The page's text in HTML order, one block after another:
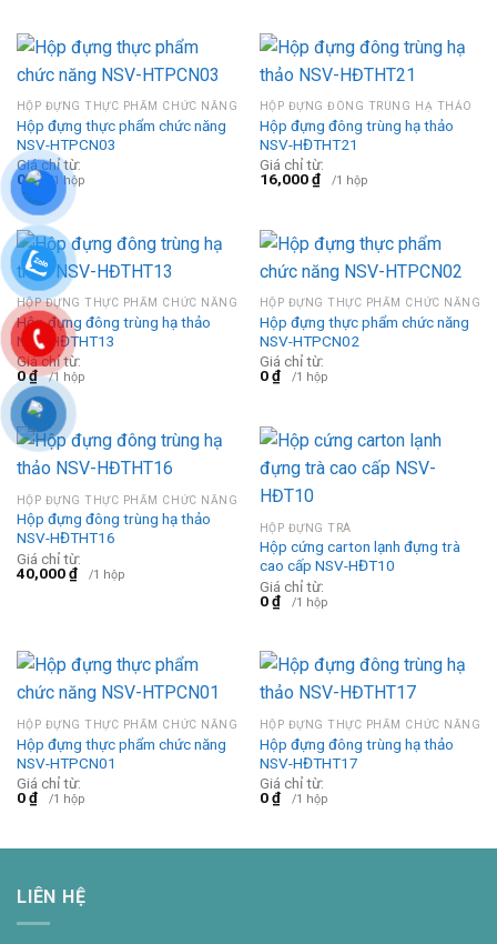
HỘP ĐỰNG THỰC PHẨM CHỨC NĂNG
Hộp đựng thực phẩm chức năng
NSV-HTPCN03
Giá chỉ từ:
0₫ /1 hộp
HỘP ĐỰNG ĐÔNG TRÙNG HẠ THẢO
Hộp đựng đông trùng hạ thảo
NSV-HĐTHT21
Giá chỉ từ:
16,000₫ /1 hộp
HỘP ĐỰNG THỰC PHẨM CHỨC NĂNG
Hộp đựng đông trùng hạ thảo
NSV-HĐTHT13
Giá chỉ từ:
0₫ /1 hộp
HỘP ĐỰNG THỰC PHẨM CHỨC NĂNG
Hộp đựng thực phẩm chức năng
NSV-HTPCN02
Giá chỉ từ:
0₫ /1 hộp
HỘP ĐỰNG THỰC PHẨM CHỨC NĂNG
Hộp đựng đông trùng hạ thảo
NSV-HĐTHT16
Giá chỉ từ:
40,000₫ /1 hộp
HỘP ĐỰNG TRÀ
Hộp cứng carton lạnh đựng trà
cao cấp NSV-HĐT10
Giá chỉ từ:
0₫ /1 hộp
HỘP ĐỰNG THỰC PHẨM CHỨC NĂNG
Hộp đựng thực phẩm chức năng
NSV-HTPCN01
Giá chỉ từ:
0₫ /1 hộp
HỘP ĐỰNG THỰC PHẨM CHỨC NĂNG
Hộp đựng đông trùng hạ thảo
NSV-HĐTHT17
Giá chỉ từ:
0₫ /1 hộp
LIÊN HỆ